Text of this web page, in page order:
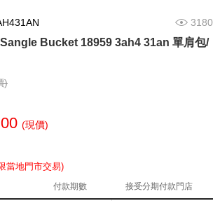
3180
Bucket 18959 3ah4 31an 單肩包/
)
(現價)
當地門市交易)
付款期數 接受分期付款門店